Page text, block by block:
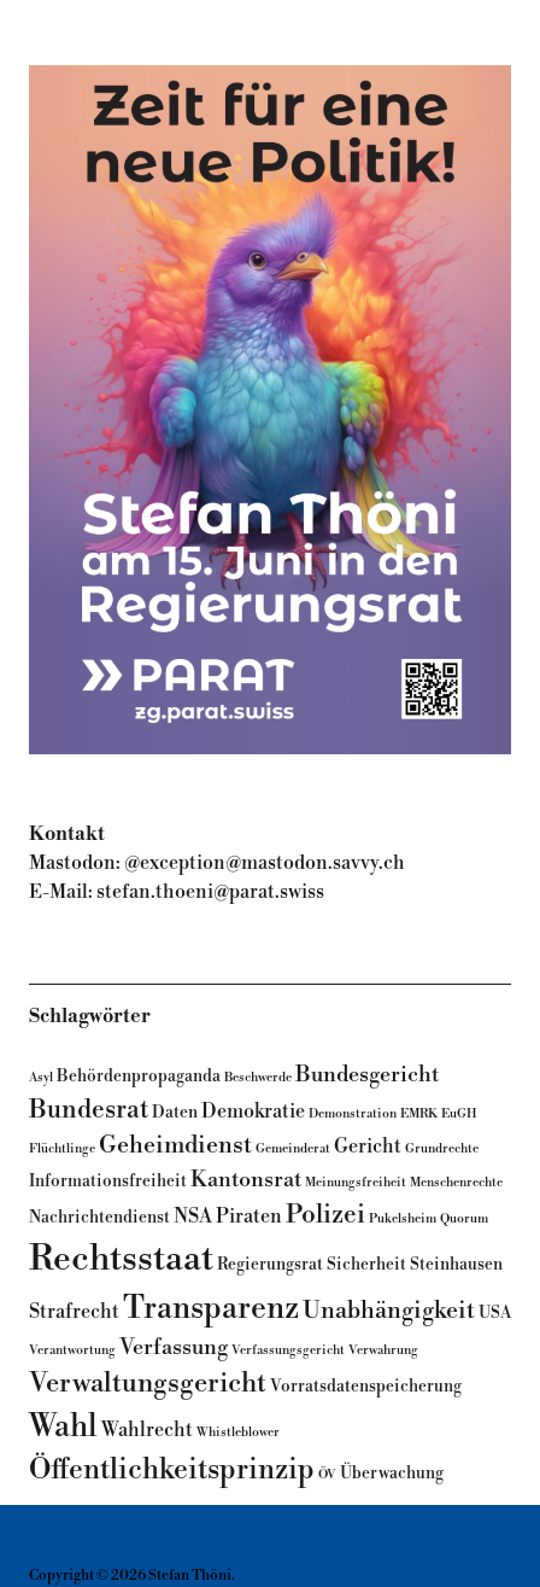
Kontakt
Mastodon: @exception@mastodon.savvy.ch
E-Mail: stefan.thoeni@parat.swiss
Schlagwörter
Asyl Behördenpropaganda Beschwerde Bundesgericht
BundesratDatenDemokratie Demonstration EMRK EuGH
Flüchtlinge Geheimdienst Gemeinderat Gericht Grundrechte
InformationsfreiheitKantonsrat Meinungsfreiheit Menschenrechte
NachrichtendienstNSAPiratenPolizei Pukelsheim Quorum
RechtsstaatRegierungsratSicherheitSteinhausen
StrafrechtTransparenzUnabhängigkeitUSA
Verantwortung Verfassung Verfassungsgericht Verwahrung
VerwaltungsgerichtVorratsdatenspeicherung
Wahl Wahlrecht Whistleblower
Öffentlichkeitsprinzip ÖV Überwachung
Copyright © 2026 Stefan Thöni